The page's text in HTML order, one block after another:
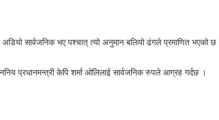
सार्वजनिक भए पश्चात् त्यो अनुमान बलियो ढंगले प्रमाणित भएको छ
प्रधानमन्त्री केपि शर्मा ओलिलाई सार्वजनिक रुपले आग्रह गर्दछ ।